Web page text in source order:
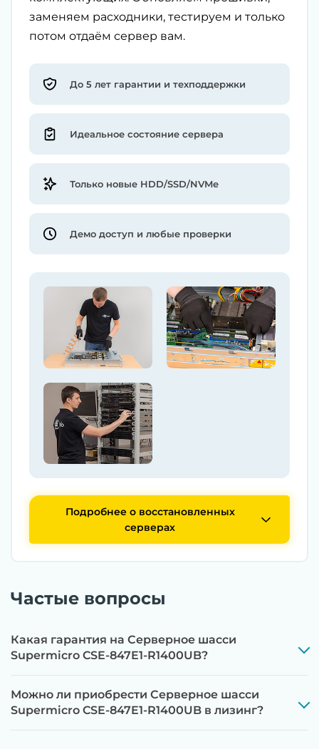
заменяем расходники, тестируем и только
потом отдаём сервер вам.
До 5 лет гарантии и техподдержки
Идеальное состояние сервера
Только новые HDD/SSD/NVMe
Демо доступ и любые проверки
Подробнее о восстановленных
серверах
Частые вопросы
Какая гарантия на Серверное шасси
Supermicro CSE-847E1-R1400UB?
Можно ли приобрести Серверное шасси
Supermicro CSE-847E1-R1400UB в лизинг?